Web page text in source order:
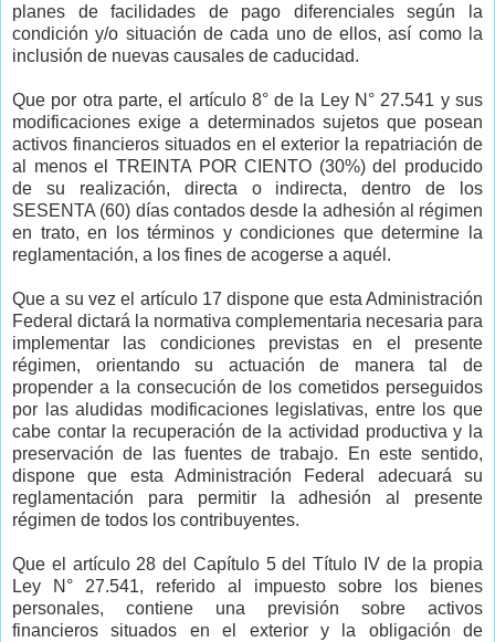
planes de facilidades de pago diferenciales según la
condición y/o situación de cada uno de ellos, así como la
inclusión de nuevas causales de caducidad.
Que por otra parte, el artículo 8° de la Ley N° 27.541 y sus
modificaciones exige a determinados sujetos que posean
activos financieros situados en el exterior la repatriación de
al menos el TREINTA POR CIENTO (30%) del producido
de su realización, directa o indirecta, dentro de los
SESENTA (60) días contados desde la adhesión al régimen
en trato, en los términos y condiciones que determine la
reglamentación, a los fines de acogerse a aquél.
Que a su vez el artículo 17 dispone que esta Administración
Federal dictará la normativa complementaria necesaria para
implementar las condiciones previstas en el presente
régimen, orientando su actuación de manera tal de
propender a la consecución de los cometidos perseguidos
por las aludidas modificaciones legislativas, entre los que
cabe contar la recuperación de la actividad productiva y la
preservación de las fuentes de trabajo. En este sentido,
dispone que esta Administración Federal adecuará su
reglamentación para permitir la adhesión al presente
régimen de todos los contribuyentes.
Que el artículo 28 del Capítulo 5 del Título IV de la propia
Ley N° 27.541, referido al impuesto sobre los bienes
personales, contiene una previsión sobre activos
financieros situados en el exterior y la obligación de